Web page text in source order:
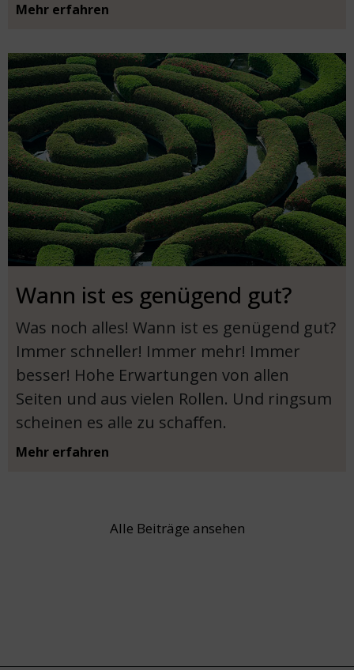
Mehr erfahren
Wann ist es genügend gut?
Was noch alles! Wann ist es genügend gut?
Immer schneller! Immer mehr! Immer
besser! Hohe Erwartungen von allen
Seiten und aus vielen Rollen. Und ringsum
scheinen es alle zu schaﬀen.
Mehr erfahren
Alle Beiträge ansehen